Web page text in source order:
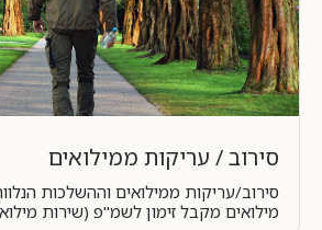
סירוב / עריקות ממילואים
סירוב/עריקות ממילואים וההשלכות
מילואים מקבל זימון לשמ"פ (שירות